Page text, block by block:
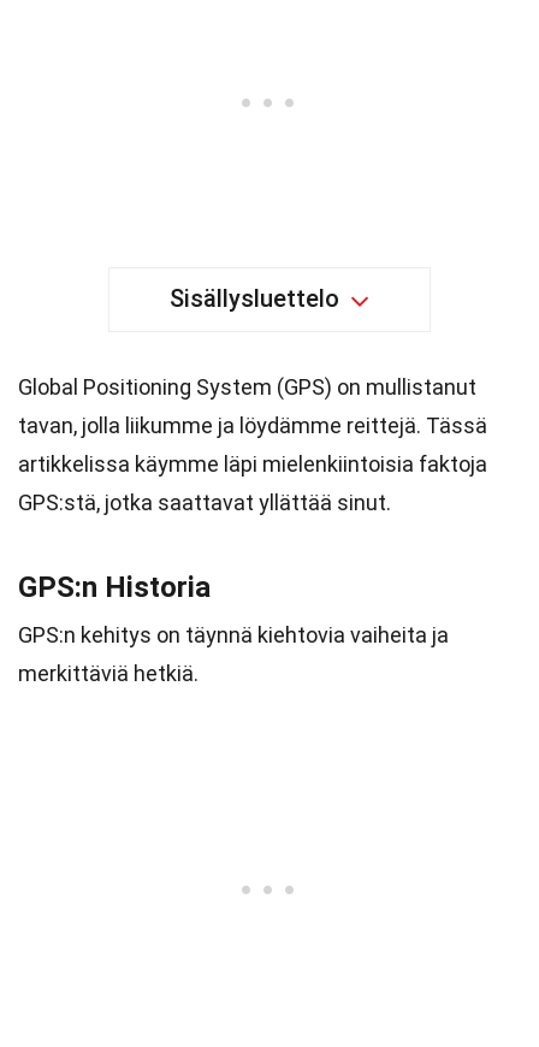
Sisällysluettelo
Global Positioning System (GPS) on mullistanut
tavan, jolla liikumme ja löydämme reittejä. Tässä
artikkelissa käymme läpi mielenkiintoisia faktoja
GPS:stä, jotka saattavat yllättää sinut.
GPS:n Historia
GPS:n kehitys on täynnä kiehtovia vaiheita ja
merkittäviä hetkiä.